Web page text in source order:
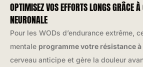
OPTIMISEZ VOS EFFORTS LONGS GRÂCE
NEURONALE
Pour les WODs d’endurance extrême,
mentale programme votre résistance
cerveau anticipe et gère la douleur